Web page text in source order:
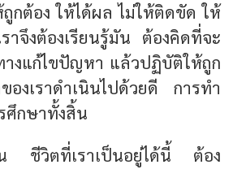
กต้อง ให้ได้ผล ไม่ให้ติดขัด ให้
าจึงต้องเรียนรู้มัน ต้องคิดที่จะ
งแก้ไขปัญหา แล้วปฏิบัติให้ถูก
งเราดำเนินไปด้วยดี การทำ
ศึกษาทั้งสิ้น
น ชีวิตที่เราเป็นอยู่ได้นี้ ต้อง